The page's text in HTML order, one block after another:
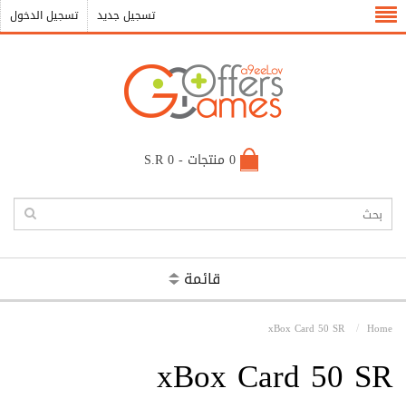
تسجيل الدخول تسجيل جديد
0 منتجات - S.R 0
قائمة
Home
xBox Card 50 SR
xBox Card 50 SR